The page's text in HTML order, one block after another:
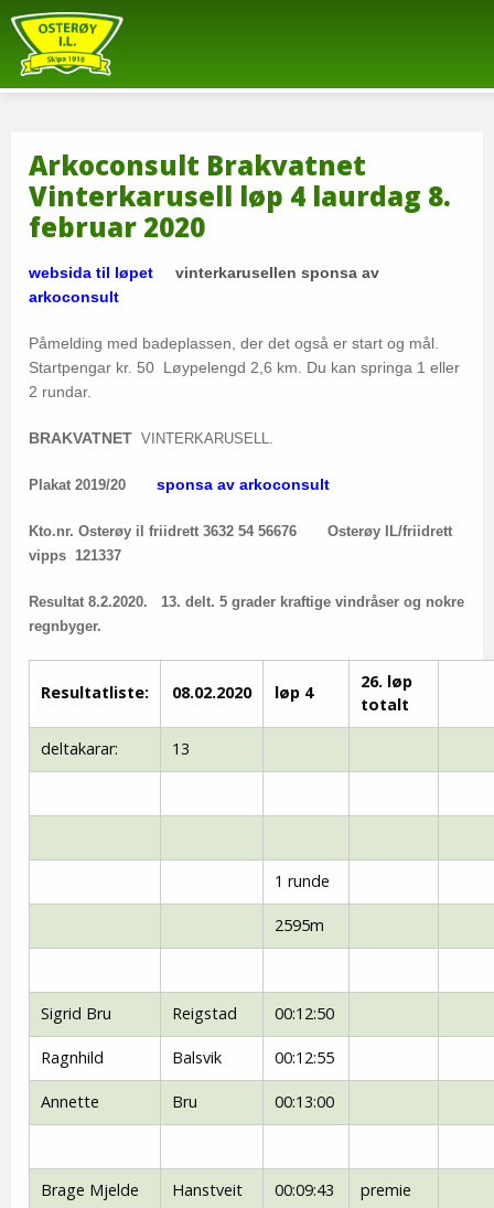
Arkoconsult Brakvatnet
Vinterkarusell løp 4 laurdag 8.
februar 2020
websida til løpet
vinterkarusellen sponsa av
arkoconsult
Påmelding med badeplassen, der det også er start og mål.
Startpengar kr. 50 Løypelengd 2,6 km. Du kan springa 1 eller
2 rundar.
BRAKVATNET VINTERKARUSELL.
Plakat 2019/20 sponsa av arkoconsult
Kto.nr. Osterøy il friidrett 3632 54 56676 Osterøy IL/friidrett
vipps 121337
Resultat 8.2.2020. 13. delt. 5 grader kraftige vindråser og nokre
regnbyger.
Resultatliste: 08.02.2020 løp 4
26. løp
totalt
deltakarar: 13
1 runde
2595m
Sigrid Bru Reigstad 00:12:50
Ragnhild Balsvik 00:12:55
Annette Bru 00:13:00
Brage Mjelde Hanstveit 00:09:43 premie